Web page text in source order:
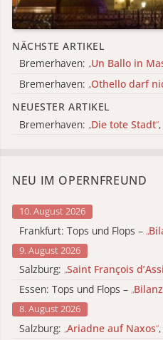
NÄCHSTE ARTIKEL
Bremerhaven: „Un Ballo in
Bremerhaven: „Othello darf
NEUESTER ARTIKEL
Bremerhaven: „Die tote Stadt“
NEU IM OPERNFREUND
10. August 2026
Frankfurt: Tops und Flops – „
9. August 2026
Salzburg: „Saint François
Essen: Tops und Flops – „
8. August 2026
Salzburg: „Ariadne auf Naxos“